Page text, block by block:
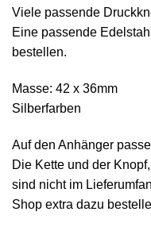
Viele passende
Eine passende
bestellen.
Masse: 42 x 36mm
Silberfarben
Auf den Anhänger
Die Kette und der
sind nicht im
Shop extra dazu